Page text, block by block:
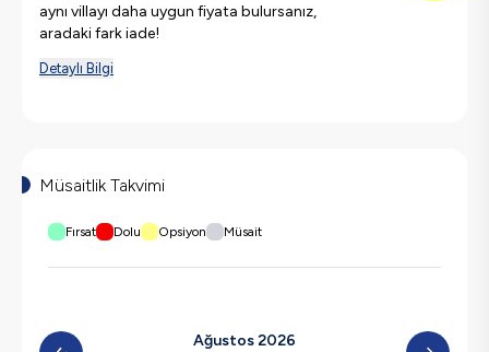
aynı villayı daha uygun fiyata bulursanız,
aradaki fark iade!
Detaylı Bilgi
Müsaitlik Takvimi
Fırsat Dolu Opsiyon Müsait
Ağustos 2026